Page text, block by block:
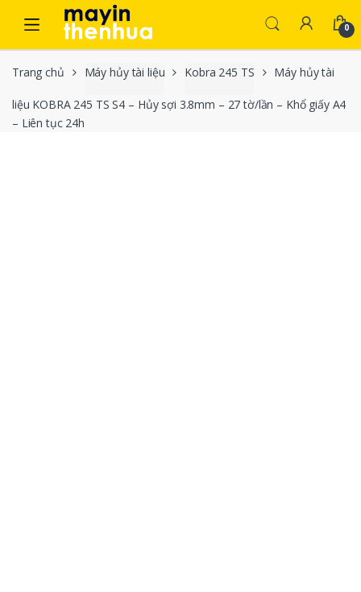
Skip to navigation
Skip to content
0
Trang chủ Máy hủy tài liệu Kobra 245 TS Máy hủy tài
liệu KOBRA 245 TS S4 – Hủy sợi 3.8mm – 27 tờ/lần – Khổ giấy A4
– Liên tục 24h